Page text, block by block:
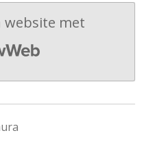
website met